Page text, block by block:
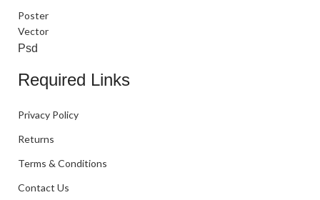
Poster
Vector
Psd
Required Links
Privacy Policy
Returns
Terms & Conditions
Contact Us